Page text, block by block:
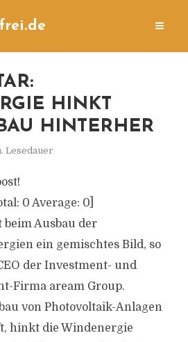
HINKT
HINTERHER
Lesedauer
0 Average: 0]
Ausbau der
ein gemischtes Bild, so
der Investment- und
Firma aream Group.
von Photovoltaik-Anlagen
hinkt die Windenergie